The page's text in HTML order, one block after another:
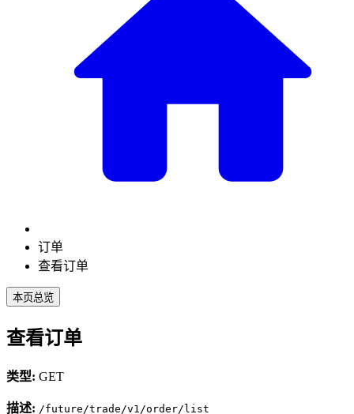
订单
查看订单
本页总览
查看订单
类型: GET
描述: /future/trade/v1/order/list